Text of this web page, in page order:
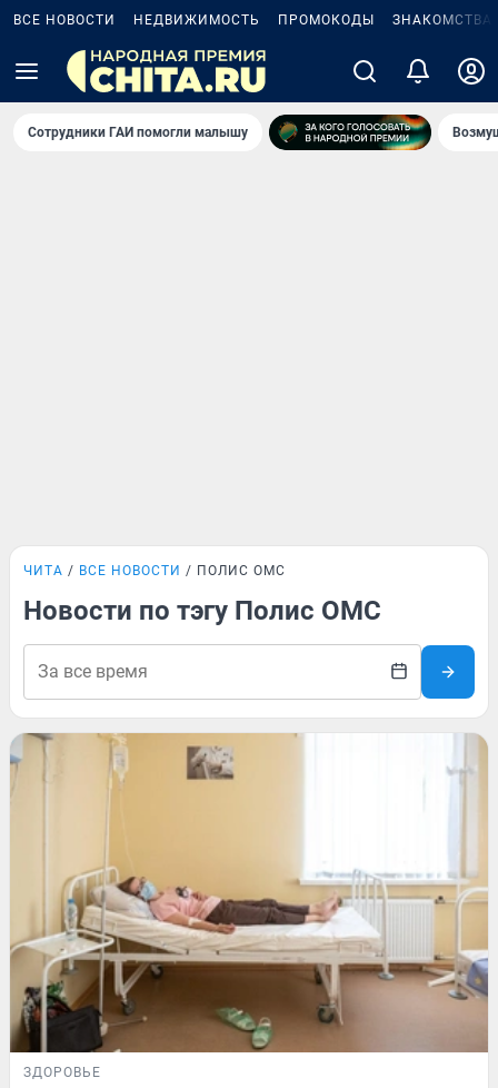
ВСЕ НОВОСТИ НЕДВИЖИМОСТЬ ПРОМОКОДЫ ЗНАКОМСТВА
Сотрудники ГАИ помогли малышу
ЧИТА ВСЕ НОВОСТИ ПОЛИС ОМС
Новости по тэгу Полис ОМС
ЗДОРОВЬЕ